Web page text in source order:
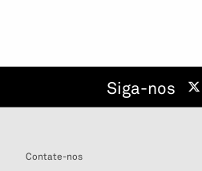
Siga-nos
Contate-nos